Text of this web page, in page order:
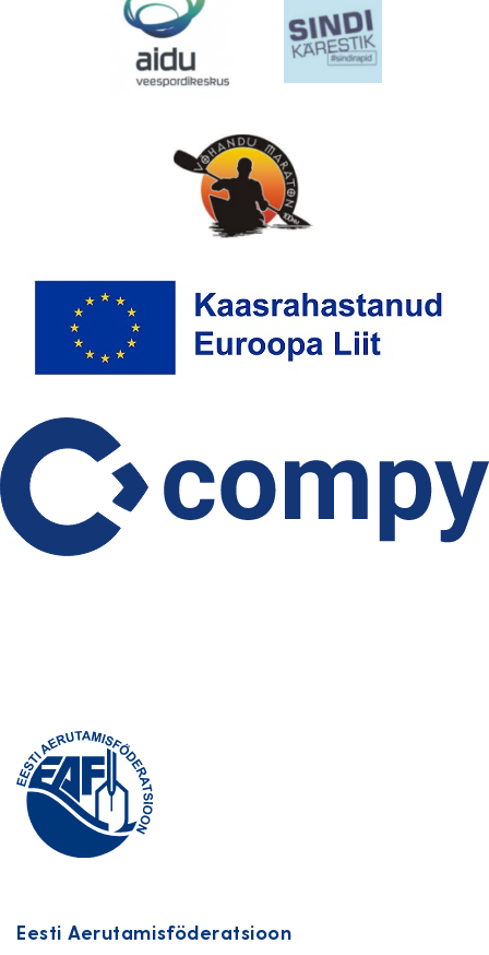
Eesti Aerutamisföderatsioon